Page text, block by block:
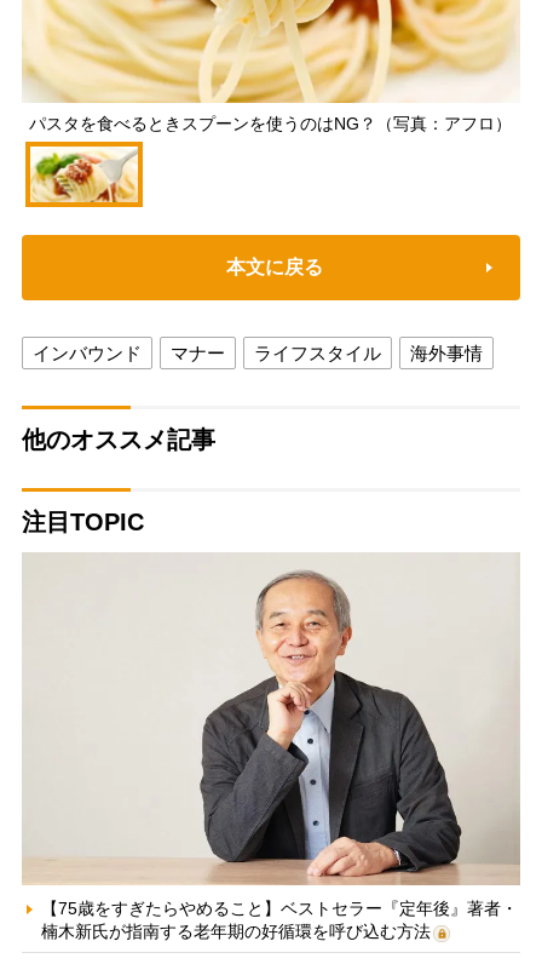
パスタを食べるときスプーンを使うのはNG？（写真：アフロ）
本文に戻る
インバウンド マナー ライフスタイル 海外事情
他のオススメ記事
注目TOPIC
【75歳をすぎたらやめること】ベストセラー『定年後』著者・
楠木新氏が指南する老年期の好循環を呼び込む方法